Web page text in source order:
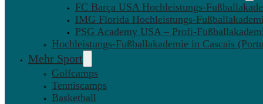
FC Barça USA Hochleistungs-
IMG Florida Hochleistungs-
PSG Academy USA – Profi-
Hochleistungs-Fußballakademie in Cascais
Mehr Sport
Golfcamps
Tenniscamps
Basketball